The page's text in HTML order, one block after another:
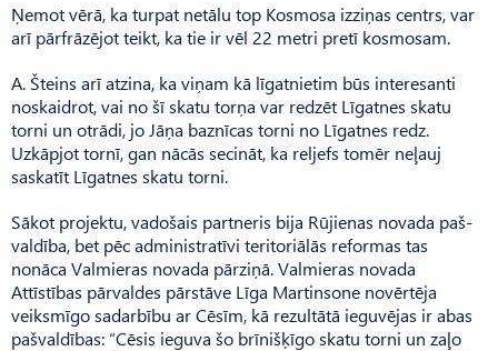
Ņemot vērā, ka turpat netālu top Kosmosa izziņas centrs, var
arī pārfrāzējot teikt, ka tie ir vēl 22 metri pretī kosmosam.
A. Šteins arī atzina, ka viņam kā līgatnietim būs interesanti
noskaidrot, vai no šī skatu torņa var redzēt Līgatnes skatu
torni un otrādi, jo Jāņa baznīcas torni no Līgatnes redz.
Uzkāpjot tornī, gan nācās secināt, ka reljefs tomēr neļauj
saskatīt Līgatnes skatu torni.
Sākot projektu, vadošais partneris bija Rūjienas novada paš­
valdība, bet pēc administratīvi teritoriālās reformas tas
nonāca Valmieras novada pārziņā. Val­mieras novada
Attīstības pārvaldes pārstāve Līga Martinsone novērtēja
veiksmīgo sadarbību ar Cēsīm, kā rezultātā ieguvējas ir abas
pašvaldības: “Cēsis ieguva šo brīnišķīgo skatu torni un zaļo